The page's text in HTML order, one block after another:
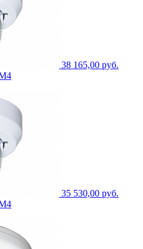
38 165,00 руб.
35 530,00 руб.